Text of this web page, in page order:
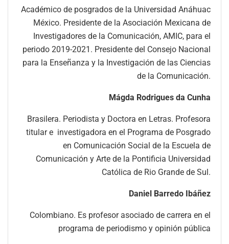
Académico de posgrados de la Universidad Anáhuac
México. Presidente de la Asociación Mexicana de
Investigadores de la Comunicación, AMIC, para el
periodo 2019-2021. Presidente del Consejo Nacional
para la Enseñanza y la Investigación de las Ciencias
de la Comunicación.
Mágda Rodrigues da Cunha
Brasilera. Periodista y Doctora en Letras. Profesora
titular e investigadora en el Programa de Posgrado
en Comunicación Social de la Escuela de
Comunicación y Arte de la Pontificia Universidad
Católica de Rio Grande de Sul.
Daniel Barredo Ibáñez
Colombiano. Es profesor asociado de carrera en el
programa de periodismo y opinión pública